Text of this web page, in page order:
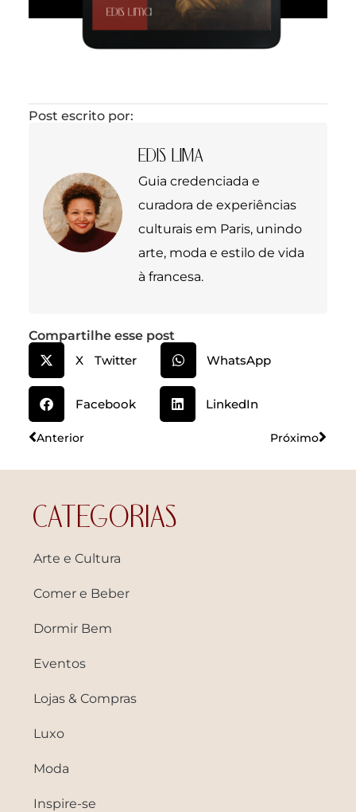
Post escrito por:
EDIS LIMA
Guia credenciada e
curadora de experiências
culturais em Paris, unindo
arte, moda e estilo de vida
à francesa.
Compartilhe esse post
X Twitter
WhatsApp
Facebook LinkedIn
Anterior Próximo
CATEGORIAS
Arte e Cultura
Comer e Beber
Dormir Bem
Eventos
Lojas & Compras
Luxo
Moda
Inspire-se